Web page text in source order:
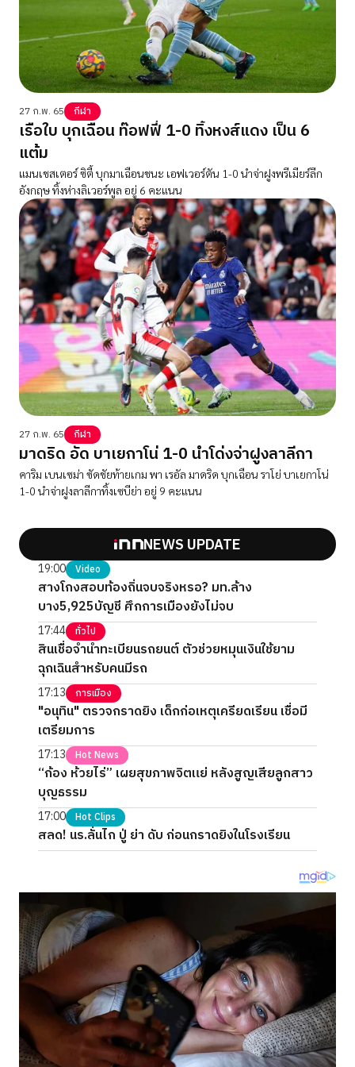
27 ก.พ. 65 กีฬา
เรือใบ บุกเฉือน ท๊อฟฟี่ 1-0 ทิ้งหงส์แดง เป็น 6
แต้ม
แมนเชสเตอร์ ซิตี้ บุกมาเฉือนชนะ เอฟเวอร์ตัน 1-0 นำจ่าฝูงพรีเมียร์ลีก
อังกฤษ ทิ้งห่างลิเวอร์พูล อยู่ 6 คะแนน
27 ก.พ. 65 กีฬา
มาดริด อัด บาเยกาโน่ 1-0 นำโด่งจ่าฝูงลาลีกา
คาริม เบนเซม่า ซัดชัยท้ายเกม พา เรอัล มาดริด บุกเฉือน ราโย่ บาเยกาโน่
1-0 นำจ่าฝูงลาลีกาทิ้งเซบีย่า อยู่ 9 คะแนน
NEWS UPDATE
19:00 Video
สางโกงสอบท้องถิ่นจบจริงหรอ? มท.ล้าง
บาง5,925บัญชี ศึกการเมืองยังไม่จบ
17:44 ทั่วไป
สินเชื่อจำนำทะเบียนรถยนต์ ตัวช่วยหมุนเงินใช้ยาม
ฉุกเฉินสำหรับคนมีรถ
17:13 การเมือง
"อนุทิน" ตรวจกราดยิง เด็กก่อเหตุเครียดเรียน เชื่อมี
เตรียมการ
17:13 Hot News
“ก้อง ห้วยไร่” เผยสุขภาพจิตแย่ หลังสูญเสียลูกสาว
บุญธรรม
17:00 Hot Clips
สลด! นร.ลั่นไก ปู่ ย่า ดับ ก่อนกราดยิงในโรงเรียน